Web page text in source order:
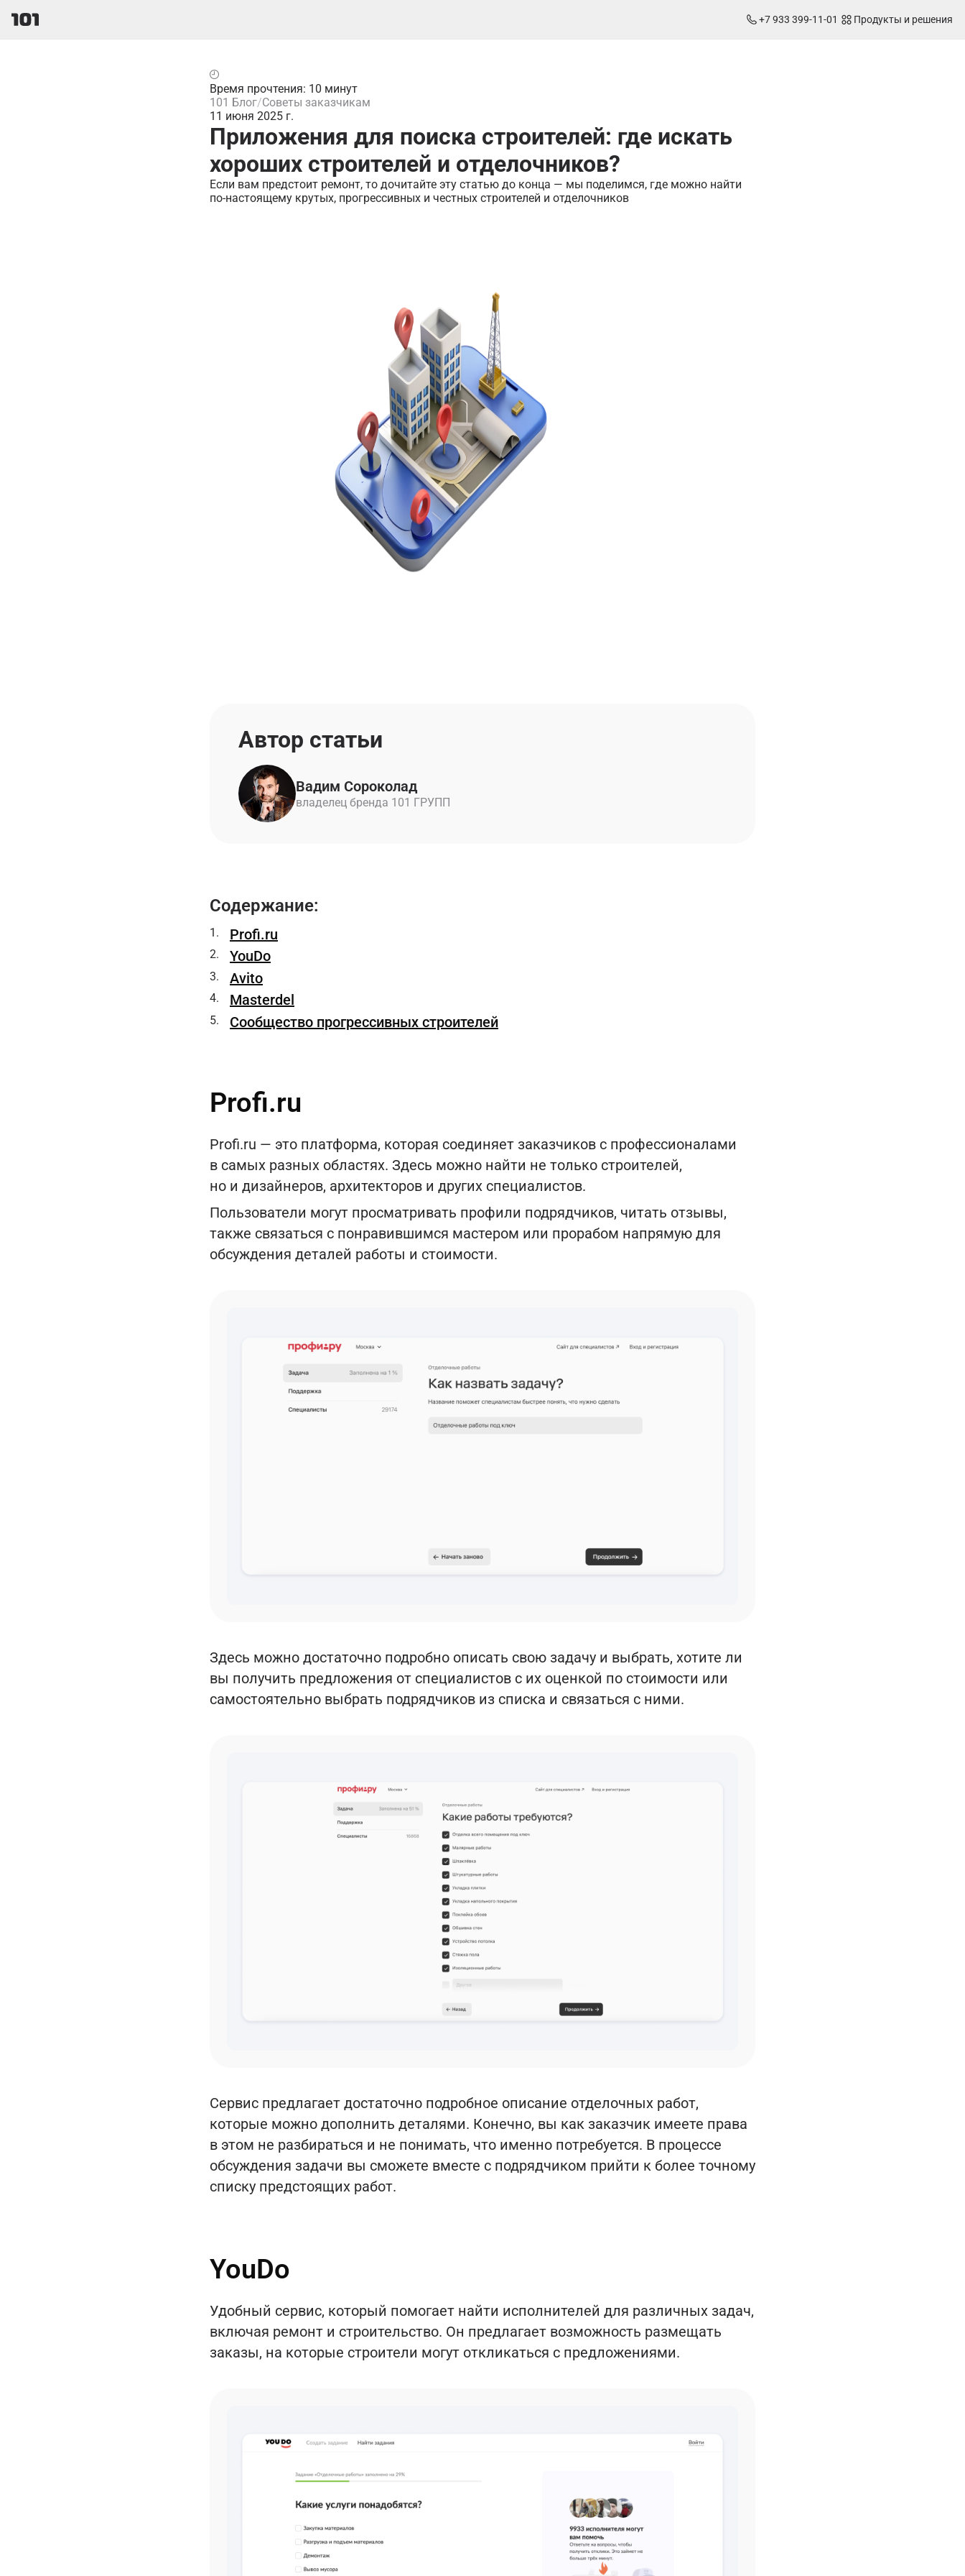
+7 933 399-11-01 Продукты и решения
Время прочтения: 10 минут
101 Блог Советы заказчикам
11 июня 2025 г.
Приложения для поиска строителей: где искать
хороших строителей и отделочников?
Если вам предстоит ремонт, то дочитайте эту статью до конца — мы поделимся, где можно найти
по-настоящему крутых, прогрессивных и честных строителей и отделочников
Автор статьи
Вадим Сороколад
владелец бренда 101 ГРУПП
Содержание:
Profi.ru
YouDo
Avito
Masterdel
Сообщество прогрессивных строителей
Profi.ru
Profi.ru — это платформа, которая соединяет заказчиков с профессионалами
в самых разных областях. Здесь можно найти не только строителей,
но и дизайнеров, архитекторов и других специалистов.
Пользователи могут просматривать профили подрядчиков, читать отзывы,
также связаться с понравившимся мастером или прорабом напрямую для
обсуждения деталей работы и стоимости.
Здесь можно достаточно подробно описать свою задачу и выбрать, хотите ли
вы получить предложения от специалистов с их оценкой по стоимости или
самостоятельно выбрать подрядчиков из списка и связаться с ними.
Сервис предлагает достаточно подробное описание отделочных работ,
которые можно дополнить деталями. Конечно, вы как заказчик имеете права
в этом не разбираться и не понимать, что именно потребуется. В процессе
обсуждения задачи вы сможете вместе с подрядчиком прийти к более точному
списку предстоящих работ.
YouDo
Удобный сервис, который помогает найти исполнителей для различных задач,
включая ремонт и строительство. Он предлагает возможность размещать
заказы, на которые строители могут откликаться с предложениями.